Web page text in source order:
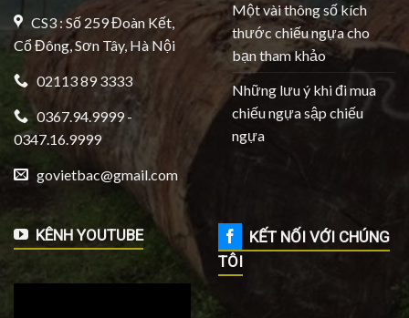
CS3 : Số 259 Đoàn Kết,
Cổ Đông, Sơn Tây, Hà Nội
02113 89 3333
0367.94.9999 -
0347.16.9999
govietbac@gmail.com
Một vài thông số kích
thước chiếu ngựa cho
bạn tham khảo
Những lưu ý khi đi mua
chiếu ngựa sập chiếu
ngựa
KÊNH YOUTUBE
KẾT NỐI VỚI CHÚNG
TÔI